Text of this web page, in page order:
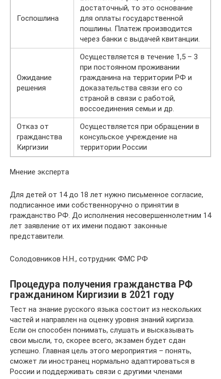
Госпошлина
достаточный, то это основание
для оплаты государственной
пошлины. Платеж производится
через банки с выдачей квитанции.
Ожидание
решения
Осуществляется в течение 1,5 – 3
при постоянном проживании
гражданина на территории РФ и
доказательства связи его со
страной в связи с работой,
воссоединения семьи и др.
Отказ от
гражданства
Киргизии
Осуществляется при обращении в
консульское учреждение на
территории России
Мнение эксперта
Для детей от 14 до 18 лет нужно письменное согласие,
подписанное ими собственноручно о принятии в
гражданство РФ. До исполнения несовершеннолетним 14
лет заявление от их имени подают законные
представители.
Солодовников Н.Н., сотрудник ФМС РФ
Процедура получения гражданства РФ
гражданином Киргизии в 2021 году
Тест на знание русского языка состоит из нескольких
частей и направлен на оценку уровня знаний киргиза.
Если он способен понимать, слушать и высказывать
свои мысли, то, скорее всего, экзамен будет сдан
успешно. Главная цель этого мероприятия – понять,
сможет ли иностранец нормально адаптироваться в
России и поддерживать связи с другими членами